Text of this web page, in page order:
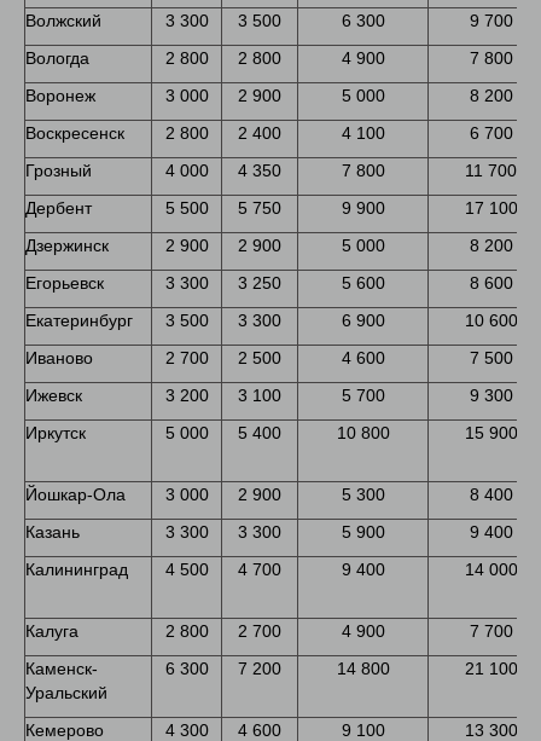
Волжский
3 300 3 500 6 300
9 700
Вологда
2 800 2 800 4 900
7 800
Воронеж
3 000 2 900 5 000
8 200
Воскресенск
2 800 2 400 4 100
6 700
Грозный
4 000 4 350 7 800
11 700
Дербент
5 500 5 750 9 900
17 100
Дзержинск
2 900 2 900 5 000
8 200
Егорьевск
3 300 3 250 5 600
8 600
Екатеринбург
3 500 3 300 6 900
10 600
Иваново
2 700 2 500 4 600
7 500
Ижевск
3 200 3 100 5 700
9 300
Иркутск
5 000 5 400 10 800 15 900
Йошкар-Ола 3 000 2 900 5 300
8 400
Казань
3 300 3 300 5 900
9 400
Калининград
4 500 4 700 9 400 14 000
Калуга 2 800 2 700 4 900
7 700
Каменск-
Уральский
6 300 7 200 14 800 21 100
Кемерово 4 300 4 600 9 100 13 300